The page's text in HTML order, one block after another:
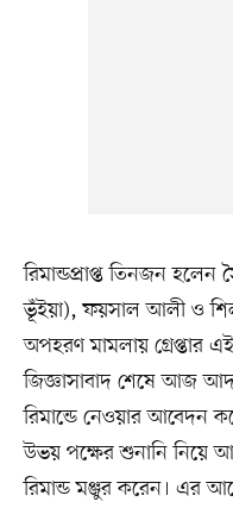
রিমান্ডপ্রাপ্ত তিনজন
ভূঁইয়া), ফয়সাল আলী ও
অপহরণ মামলায় গ্রেপ্তার
জিজ্ঞাসাবাদ শেষে আজ
রিমান্ডে নেওয়ার আবেদন
উভয় পক্ষের শুনানি নিয়ে
রিমান্ড মঞ্জুর করেন। এর